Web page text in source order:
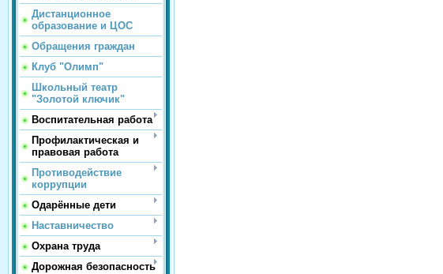
Дистанционное
образование и ЦОС
Обращения граждан
Клуб "Олимп"
Школьный театр
"Золотой ключик"
Воспитательная работа
Профилактическая и
правовая работа
Противодействие
коррупции
Одарённые дети
Наставничество
Охрана труда
Дорожная безопасность